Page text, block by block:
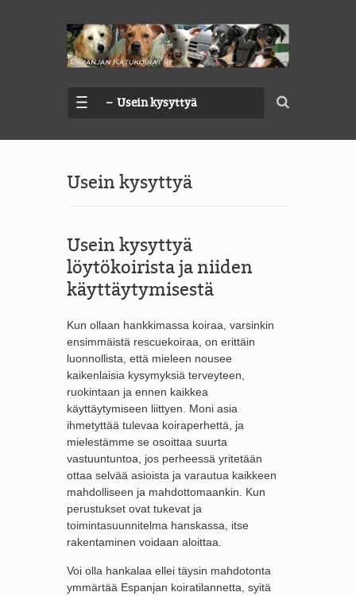
– Usein kysyttyä
Usein kysyttyä
Usein kysyttyä
löytökoirista ja niiden
käyttäytymisestä
Kun ollaan hankkimassa koiraa, varsinkin
ensimmäistä rescuekoiraa, on erittäin
luonnollista, että mieleen nousee
kaikenlaisia kysymyksiä terveyteen,
ruokintaan ja ennen kaikkea
käyttäytymiseen liittyen. Moni asia
ihmetyttää tulevaa koiraperhettä, ja
mielestämme se osoittaa suurta
vastuuntuntoa, jos perheessä yritetään
ottaa selvää asioista ja varautua kaikkeen
mahdolliseen ja mahdottomaankin. Kun
perustukset ovat tukevat ja
toimintasuunnitelma hanskassa, itse
rakentaminen voidaan aloittaa.
Voi olla hankalaa ellei täysin mahdotonta
ymmärtää Espanjan koiratilannetta, syitä